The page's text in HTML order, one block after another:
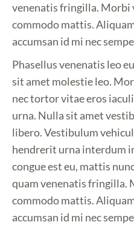
venenatis fringilla. Morbi
commodo mattis.
accumsan id mi nec
Phasellus venenatis leo
sit amet molestie leo.
nec tortor vitae eros
urna. Nulla sit amet
libero. Vestibulum
hendrerit urna interdum
congue est eu, mattis
quam venenatis fringilla.
commodo mattis.
accumsan id mi nec